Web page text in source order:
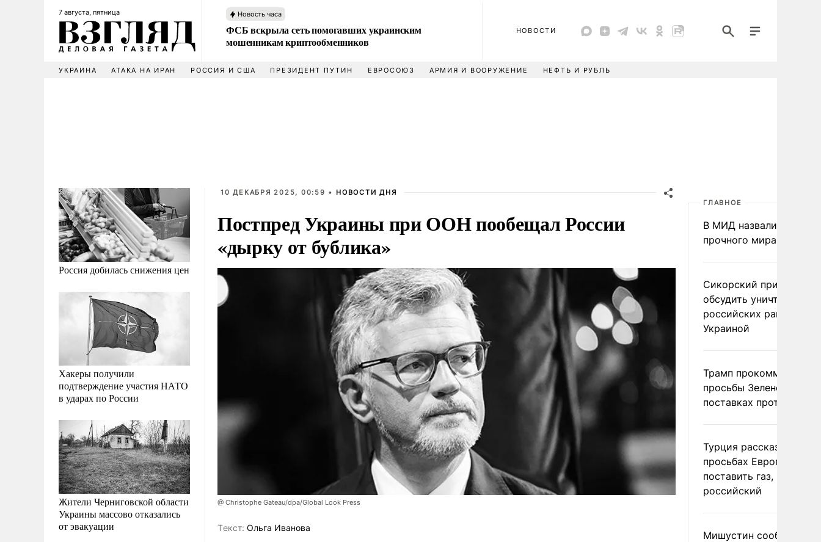
7 августа, пятница Новость часа
ФСБ вскрыла сеть помогавших украинским
мошенникам криптообменников
НОВОСТИ
УКРАИНА АТАКА НА ИРАН РОССИЯ И США ПРЕЗИДЕНТ ПУТИН ЕВРОСОЮЗ АРМИЯ И ВООРУЖЕНИЕ НЕФТЬ И РУБЛЬ
Россия добилась снижения цен
Хакеры получили
подтверждение участия НАТО
в ударах по России
Жители Черниговской области
Украины массово отказались
от эвакуации
10 ДЕКАБРЯ 2025, 00:59 • НОВОСТИ ДНЯ
Постпред Украины при ООН пообещал России
«дырку от бублика»
@ Christophe Gateau/dpa/Global Look Press
Tекст: Ольга Иванова
ГЛАВНОЕ
В МИД назвали условия
прочного мира на
Сикорский призвал
обсудить уничтожение
российских ракет над
Украиной
Трамп
просьбы Зеленского о
поставках
Турция рассказала о
просьбах Европы
поставить газ, но не
российский
Мишустин сообщил о